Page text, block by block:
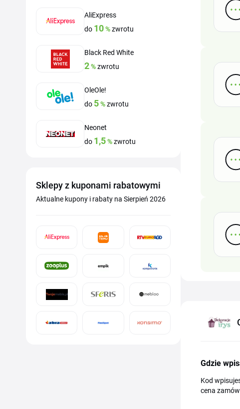
AliExpress
do 10%zwrotu
Black Red White
2%zwrotu
OleOle!
do 5%zwrotu
Neonet
do 1,5%zwrotu
Sklepy z kuponami rabatowymi
Aktualne kupony i rabaty na Sierpień 2026
Gdzie
Kod
cena